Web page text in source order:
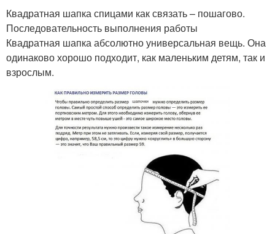
Квадратная шапка спицами как связать – пошагово.
Последовательность выполнения работы
Квадратная шапка абсолютно универсальная вещь. Она
одинаково хорошо подходит, как маленьким детям, так и
взрослым.